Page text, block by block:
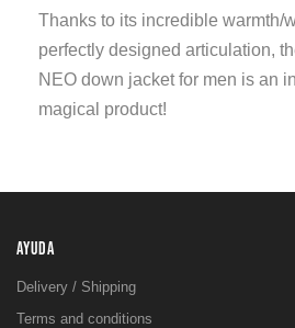
Thanks to its incredible warmth/
perfectly designed articulation,
NEO down jacket for men is an
magical product!
AYUDA
Delivery / Shipping
Terms and conditions